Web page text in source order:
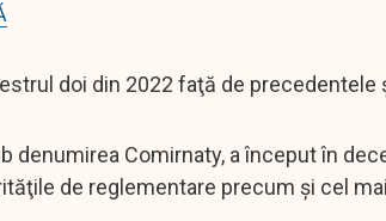
doi din 2022 faţă de precedentele
denumirea Comirnaty, a început în
de reglementare precum şi cel